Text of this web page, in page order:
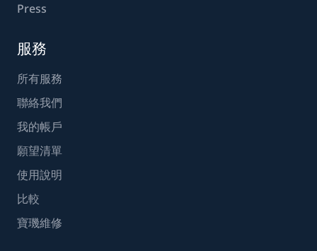
Press
服務
所有服務
聯絡我們
我的帳戶
願望清單
使用說明
比較
寶璣維修